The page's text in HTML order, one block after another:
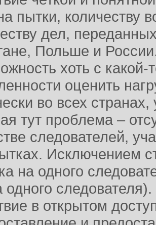
пытки, количеству
дел,
Польше и
хоть с какой-
оценить
во всех
тут проблема –
следователей,
Исключением
на одного
одного следователя).
в открытом